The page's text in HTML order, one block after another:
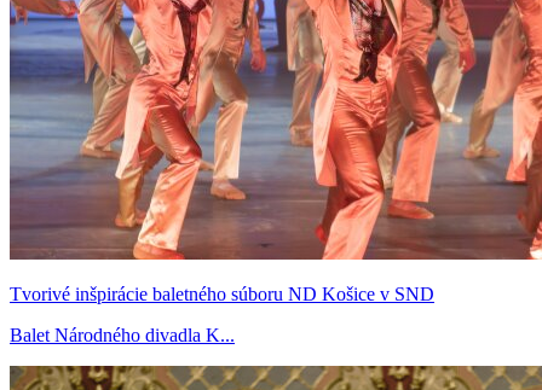
Tvorivé inšpirácie baletného súboru ND Košice v SND
Balet Národného divadla K...